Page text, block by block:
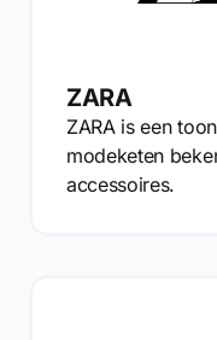
ZARA
ZARA is een
modeketen
accessoires.